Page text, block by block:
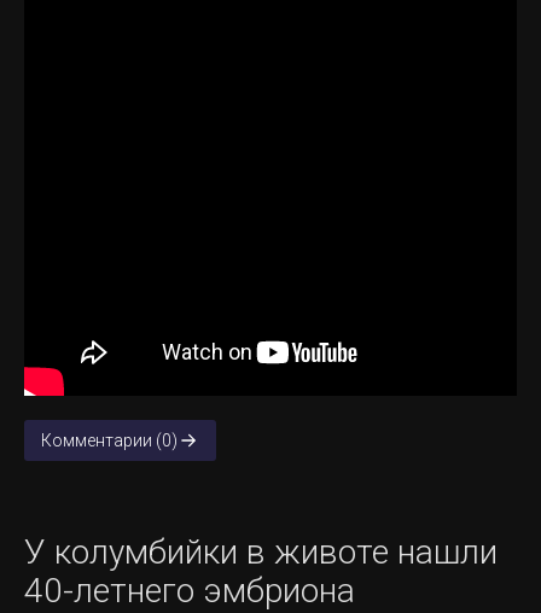
Комментарии (0)
У колумбийки в животе нашли
40-летнего эмбриона